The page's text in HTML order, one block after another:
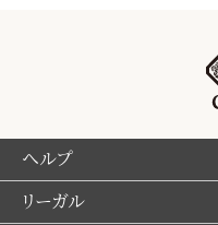
ヘルプ
リーガル